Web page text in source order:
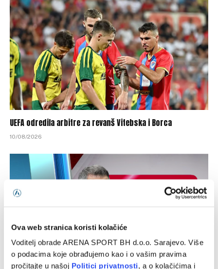
Ova web stranica koristi kolačiće
Voditelj obrade ARENA SPORT BH d.o.o. Sarajevo. Više
o podacima koje obrađujemo kao i o vašim pravima
pročitajte u našoj Politici privatnosti, a o kolačićima i
UEFA odredila arbitre za revanš Vitebska i Borca
10/08/2026